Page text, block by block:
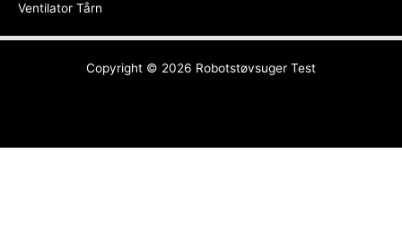
Ventilator Tårn
Copyright © 2026 Robotstøvsuger Test